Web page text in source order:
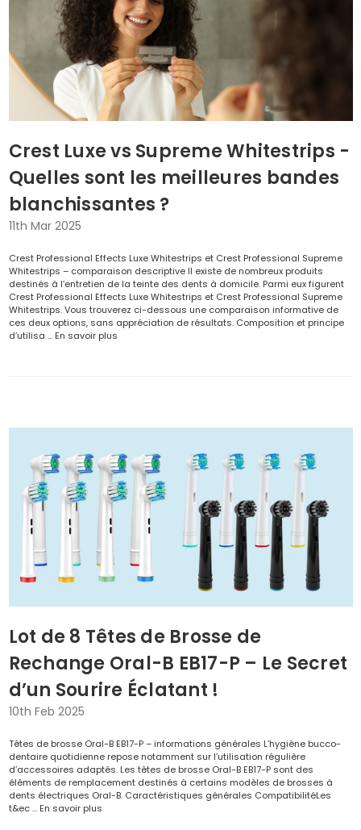
Crest Luxe vs Supreme Whitestrips -
Quelles sont les meilleures bandes
blanchissantes ?
11th Mar 2025
Crest Professional Effects Luxe Whitestrips et Crest Professional Supreme
Whitestrips – comparaison descriptive Il existe de nombreux produits
destinés à l’entretien de la teinte des dents à domicile. Parmi eux figurent
Crest Professional Effects Luxe Whitestrips et Crest Professional Supreme
Whitestrips. Vous trouverez ci-dessous une comparaison informative de
ces deux options, sans appréciation de résultats. Composition et principe
d’utilisa … En savoir plus
Lot de 8 Têtes de Brosse de
Rechange Oral-B EB17-P – Le Secret
d’un Sourire Éclatant !
10th Feb 2025
Têtes de brosse Oral-B EB17-P – informations générales L’hygiène bucco-
dentaire quotidienne repose notamment sur l’utilisation régulière
d’accessoires adaptés. Les têtes de brosse Oral-B EB17-P sont des
éléments de remplacement destinés à certains modèles de brosses à
dents électriques Oral-B. Caractéristiques générales CompatibilitéLes
t&ec … En savoir plus